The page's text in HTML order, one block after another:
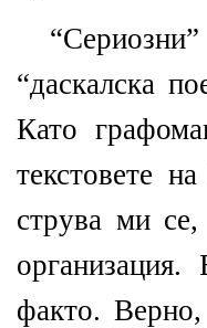
“даскалска
Като
текстовете
струва ми
факто.